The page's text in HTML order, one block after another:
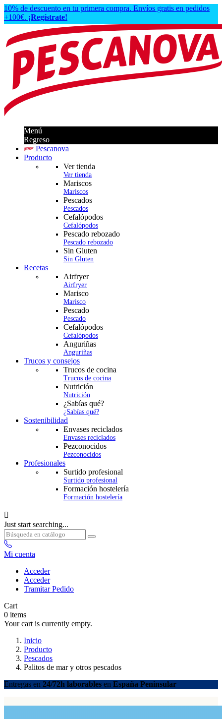
10% de descuento en tu primera compra. Envíos gratis en pedidos
+100€. ¡Regístrate!
Menú
Regreso
Pescanova
Producto
Ver tienda
Ver tienda
Mariscos
Mariscos
Pescados
Pescados
Cefalópodos
Cefalópodos
Pescado rebozado
Pescado rebozado
Sin Gluten
Sin Gluten
Recetas
Airfryer
Airfryer
Marisco
Marisco
Pescado
Pescado
Cefalópodos
Cefalópodos
Anguriñas
Anguriñas
Trucos y consejos
Trucos de cocina
Trucos de cocina
Nutrición
Nutrición
¿Sabías qué?
¿Sabías qué?
Sostenibilidad
Envases reciclados
Envases reciclados
Pezconocidos
Pezconocidos
Profesionales
Surtido profesional
Surtido profesional
Formación hostelería
Formación hostelería

Just start searching...
Mi cuenta
Acceder
Acceder
Tramitar Pedido
Cart
0 items
Your cart is currently empty.
Inicio
Producto
Pescados
Palitos de mar y otros pescados
Entregas en 24/72h laborables en España Peninsular